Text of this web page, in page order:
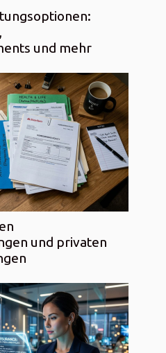
und mehr
und privaten